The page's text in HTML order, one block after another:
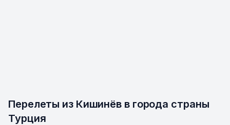
Перелеты из Кишинёв в города страны
Турция